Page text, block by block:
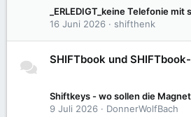
_ERLEDIGT_keine Telefonie
16 Juni 2026
shifthenk
SHIFTbook und
9 Juli 2026
DonnerWolfBach